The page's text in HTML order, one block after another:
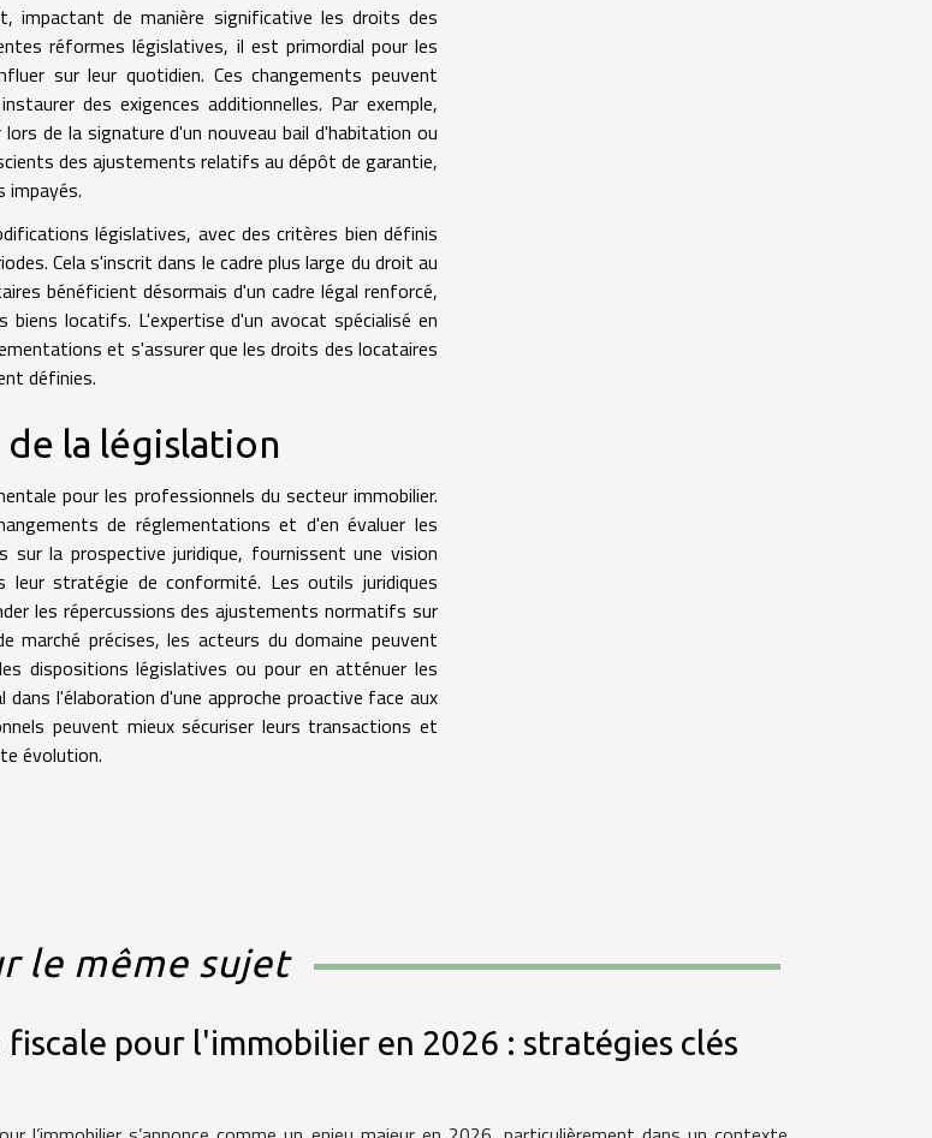
impactant de manière significative les droits des
réformes législatives, il est primordial pour les
sur leur quotidien. Ces changements peuvent
des exigences additionnelles. Par exemple,
de la signature d'un nouveau bail d'habitation ou
des ajustements relatifs au dépôt de garantie,
impayés.
législatives, avec des critères bien définis
Cela s'inscrit dans le cadre plus large du droit au
bénéficient désormais d'un cadre légal renforcé,
locatifs. L'expertise d'un avocat spécialisé en
et s'assurer que les droits des locataires
définies.
la législation
pour les professionnels du secteur immobilier.
de réglementations et d'en évaluer les
sur la prospective juridique, fournissent une vision
leur stratégie de conformité. Les outils juridiques
les répercussions des ajustements normatifs sur
précises, les acteurs du domaine peuvent
dispositions législatives ou pour en atténuer les
l'élaboration d'une approche proactive face aux
peuvent mieux sécuriser leurs transactions et
évolution.
le même sujet
pour l'immobilier en 2026 : stratégies clés